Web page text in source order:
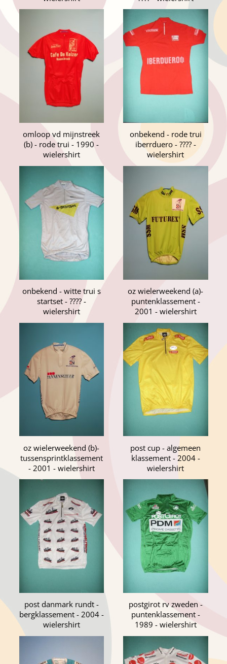
omloop vd mijnstreek
(b) - rode trui - 1990 -
wielershirt
onbekend - rode trui
iberrduero - ???? -
wielershirt
onbekend - witte trui s
startset - ???? -
wielershirt
oz wielerweekend (a)-
puntenklassement -
2001 - wielershirt
oz wielerweekend (b)-
tussensprintklassement
- 2001 - wielershirt
post cup - algemeen
klassement - 2004 -
wielershirt
post danmark rundt -
bergklassement - 2004 -
wielershirt
postgirot rv zweden -
puntenklassement -
1989 - wielershirt